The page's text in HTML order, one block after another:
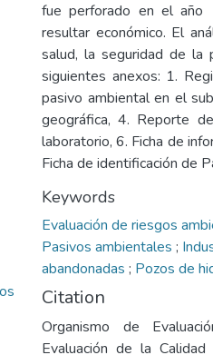
fue perforado en el año
resultar económico. El
salud, la seguridad de la
siguientes anexos: 1.
pasivo ambiental en el
geográfica, 4. Reporte
laboratorio, 6. Ficha de
Ficha de identificación de
Keywords
Evaluación de riesgos
Pasivos ambientales ;
abandonadas ; Pozos de
Citation
Organismo de
Evaluación de la